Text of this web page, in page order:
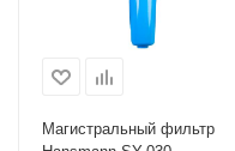
Магистральный фильтр